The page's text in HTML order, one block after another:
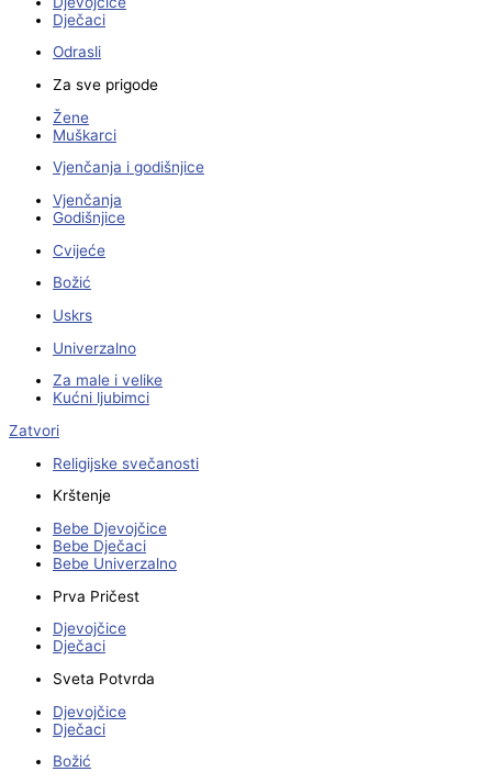
Dječaci
Odrasli
Za sve prigode
Žene
Muškarci
Vjenčanja i godišnjice
Vjenčanja
Godišnjice
Cvijeće
Božić
Uskrs
Univerzalno
Za male i velike
Kućni ljubimci
Zatvori
Religijske svečanosti
Krštenje
Bebe Djevojčice
Bebe Dječaci
Bebe Univerzalno
Prva Pričest
Djevojčice
Dječaci
Sveta Potvrda
Djevojčice
Dječaci
Božić